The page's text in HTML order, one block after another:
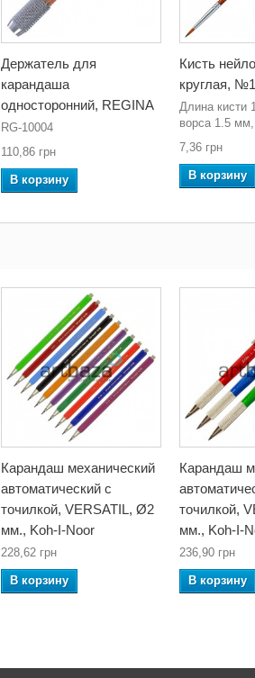
Держатель для
карандаша
односторонний, REGINA
RG-10004
110,86 грн
В корзину
Кисть
круглая,
Длина кисти
ворса 1.5 мм,
7,36 грн
В корзину
Карандаш механический
автоматический с
точилкой, VERSATIL, Ø2
мм., Koh-I-Noor
228,62 грн
В корзину
Карандаш
точилкой,
мм., Koh-I-
236,90 грн
В корзину